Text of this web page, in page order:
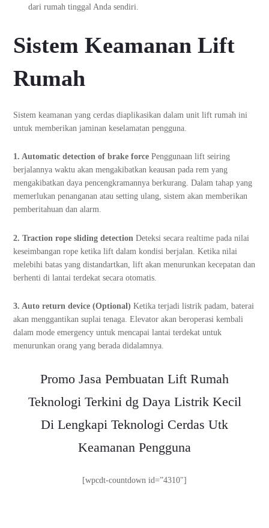
dari rumah tinggal Anda sendiri.
Sistem Keamanan Lift
Rumah
Sistem keamanan yang cerdas diaplikasikan dalam unit lift rumah ini
untuk memberikan jaminan keselamatan pengguna.
1. Automatic detection of brake force Penggunaan lift seiring
berjalannya waktu akan mengakibatkan keausan pada rem yang
mengakibatkan daya pencengkramannya berkurang. Dalam tahap yang
memerlukan penanganan atau setting ulang, sistem akan memberikan
pemberitahuan dan alarm.
2. Traction rope sliding detection Deteksi secara realtime pada nilai
keseimbangan rope ketika lift dalam kondisi berjalan. Ketika nilai
melebihi batas yang distandartkan, lift akan menurunkan kecepatan dan
berhenti di lantai terdekat secara otomatis.
3. Auto return device (Optional) Ketika terjadi listrik padam, baterai
akan menggantikan suplai tenaga. Elevator akan beroperasi kembali
dalam mode emergency untuk mencapai lantai terdekat untuk
menurunkan orang yang berada didalamnya.
Promo Jasa Pembuatan Lift Rumah
Teknologi Terkini dg Daya Listrik Kecil
Di Lengkapi Teknologi Cerdas Utk
Keamanan Pengguna
[wpcdt-countdown id=”4310″]